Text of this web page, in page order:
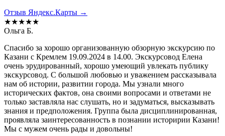
Отзыв Яндекс.Карты →
★★★★★
Ольга Б.
Спасибо за хорошо организованную обзорную экскурсию по
Казани с Кремлем 19.09.2024 в 14.00. Экскурсовод Елена
очень эрудированный, хорошо умеющий увлекать публику
экскурсовод. С большой любовью и уважением рассказывала
нам об истории, развитии города. Мы узнали много
исторических фактов, она своими вопросами и ответами не
только заставляла нас слушать, но и задуматься, высказывать
знания и предположения. Группа была дисциплинированная,
проявляла заинтересованность в познании историрии Казани!
Мы с мужем очень рады и довольны!